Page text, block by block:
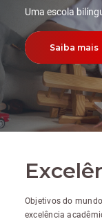
Uma escola
Saiba mais
Objetivos do
excelência